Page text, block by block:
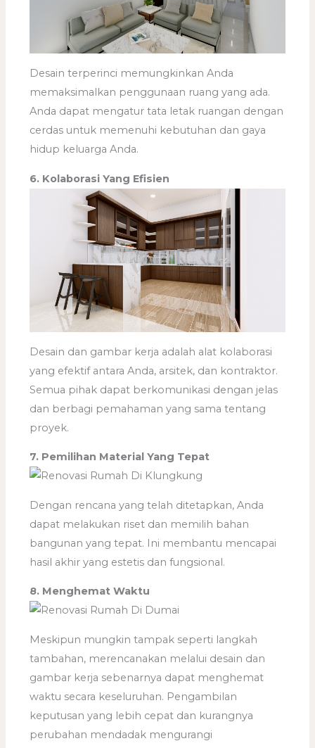
Desain terperinci memungkinkan Anda
memaksimalkan penggunaan ruang yang ada.
Anda dapat mengatur tata letak ruangan dengan
cerdas untuk memenuhi kebutuhan dan gaya
hidup keluarga Anda.
6. Kolaborasi Yang Efisien
Desain dan gambar kerja adalah alat kolaborasi
yang efektif antara Anda, arsitek, dan kontraktor.
Semua pihak dapat berkomunikasi dengan jelas
dan berbagi pemahaman yang sama tentang
proyek.
7. Pemilihan Material Yang Tepat
Dengan rencana yang telah ditetapkan, Anda
dapat melakukan riset dan memilih bahan
bangunan yang tepat. Ini membantu mencapai
hasil akhir yang estetis dan fungsional.
8. Menghemat Waktu
Meskipun mungkin tampak seperti langkah
tambahan, merencanakan melalui desain dan
gambar kerja sebenarnya dapat menghemat
waktu secara keseluruhan. Pengambilan
keputusan yang lebih cepat dan kurangnya
perubahan mendadak mengurangi